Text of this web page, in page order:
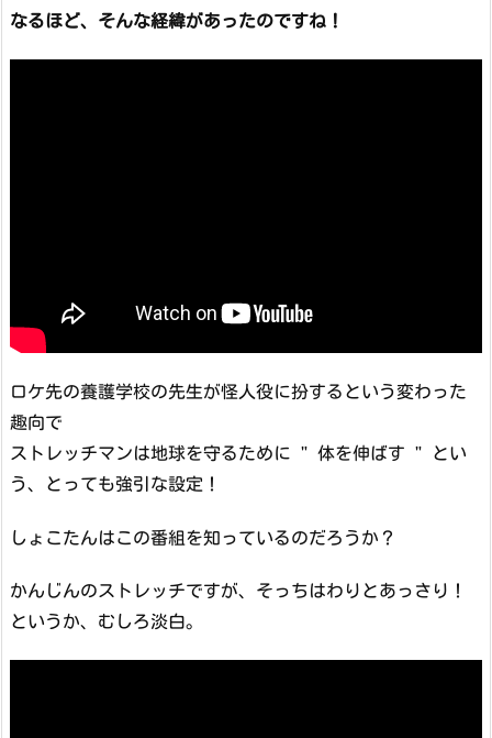
なるほど、そんな経緯があったのですね！
ロケ先の養護学校の先生が怪人役に扮するという変わった
趣向で
ストレッチマンは地球を守るために " 体を伸ばす " とい
う、とっても強引な設定！
しょこたんはこの番組を知っているのだろうか？
かんじんのストレッチですが、そっちはわりとあっさり！
というか、むしろ淡白。